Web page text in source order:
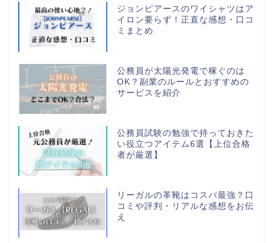
ジョンピアースのワイシャツはア
イロン要らず！正直な感想・口コ
ミまとめ
公務員が太陽光発電で稼ぐのは
OK？副業のルールとおすすめの
サービスを紹介
公務員試験の勉強で持っておきた
い役立つアイテム6選【上位合格
者が厳選】
リーガルの革靴はコスパ最強？口
コミや評判・リアルな感想をお伝
え